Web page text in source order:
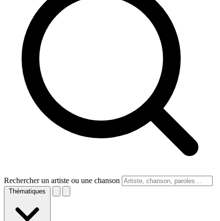
Rechercher un artiste ou une chanson
Thématiques